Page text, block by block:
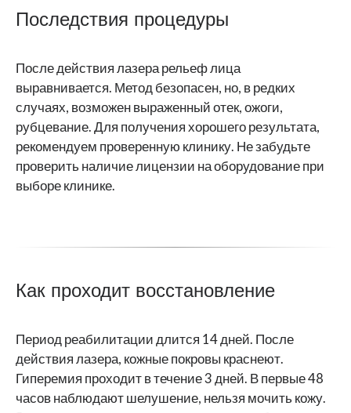
Последствия процедуры
После действия лазера рельеф лица
выравнивается. Метод безопасен, но, в редких
случаях, возможен выраженный отек, ожоги,
рубцевание. Для получения хорошего результата,
рекомендуем проверенную клинику. Не забудьте
проверить наличие лицензии на оборудование при
выборе клинике.
Как проходит восстановление
Период реабилитации длится 14 дней. После
действия лазера, кожные покровы краснеют.
Гиперемия проходит в течение 3 дней. В первые 48
часов наблюдают шелушение, нельзя мочить кожу.